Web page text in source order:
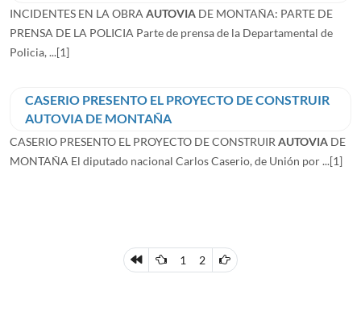
INCIDENTES EN LA OBRA AUTOVIA DE MONTAÑA: PARTE DE
PRENSA DE LA POLICIA Parte de prensa de la Departamental de
Policia, ...[1]
CASERIO PRESENTO EL PROYECTO DE CONSTRUIR
AUTOVIA DE MONTAÑA
CASERIO PRESENTO EL PROYECTO DE CONSTRUIR AUTOVIA DE
MONTAÑA El diputado nacional Carlos Caserio, de Unión por ...[1]
1 2